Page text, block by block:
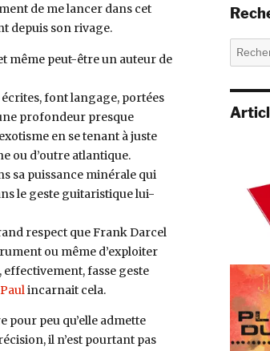
de me lancer dans cet
depuis son rivage.
même peut-être un auteur de
font langage, portées
profondeur presque
en se tenant à juste
ou d’outre atlantique.
sa puissance minérale qui
le geste guitaristique lui-
respect que Frank Darcel
ou même d’exploiter
fasse geste
incarnait cela.
pour peu qu’elle admette
il n’est pourtant pas
pour :